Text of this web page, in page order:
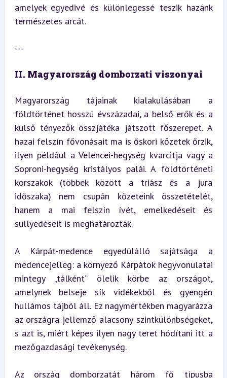
amelyek egyedivé és különlegessé teszik hazánk
természetes arcát.
---
II. Magyarország domborzati viszonyai
Magyarország tájainak kialakulásában a
földtörténet hosszú évszázadai, a belső erők és a
külső tényezők összjátéka játszott főszerepet. A
hazai felszín fővonásait ma is őskori kőzetek őrzik,
ilyen például a Velencei-hegység kvarcitja vagy a
Soproni-hegység kristályos palái. A földtörténeti
korszakok (többek között a triász és a jura
időszaka) nem csupán kőzeteink összetételét,
hanem a mai felszín ívét, emelkedéseit és
süllyedéseit is meghatározták.
A Kárpát-medence egyedülálló sajátsága a
medencejelleg: a környező Kárpátok hegyvonulatai
mintegy „tálként” ölelik körbe az országot,
amelynek belseje sík vidékekből és gyengén
hullámos tájból áll. Ez nagymértékben magyarázza
az országra jellemző alacsony szintkülönbségeket,
s azt is, miért képes ilyen nagy teret hódítani itt a
mezőgazdasági tevékenység.
Az ország domborzatát három fő típusba